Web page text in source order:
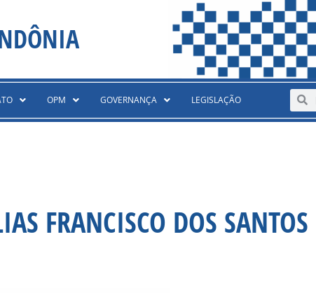
OPM GOVERNANÇA LEGISLAÇÃO
FRANCISCO DOS SANTOS